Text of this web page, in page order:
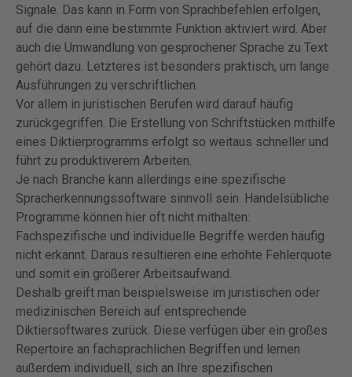
Signale. Das kann in Form von Sprachbefehlen erfolgen,
auf die dann eine bestimmte Funktion aktiviert wird. Aber
auch die Umwandlung von gesprochener Sprache zu Text
gehört dazu. Letzteres ist besonders praktisch, um lange
Ausführungen zu verschriftlichen.
Vor allem in juristischen Berufen wird darauf häufig
zurückgegriffen. Die Erstellung von Schriftstücken mithilfe
eines Diktierprogramms erfolgt so weitaus schneller und
führt zu produktiverem Arbeiten.
Je nach Branche kann allerdings eine spezifische
Spracherkennungssoftware sinnvoll sein. Handelsübliche
Programme können hier oft nicht mithalten:
Fachspezifische und individuelle Begriffe werden häufig
nicht erkannt. Daraus resultieren eine erhöhte Fehlerquote
und somit ein größerer Arbeitsaufwand.
Deshalb greift man beispielsweise im juristischen oder
medizinischen Bereich auf entsprechende
Diktiersoftwares zurück. Diese verfügen über ein großes
Repertoire an fachsprachlichen Begriffen und lernen
außerdem individuell, sich an Ihre spezifischen